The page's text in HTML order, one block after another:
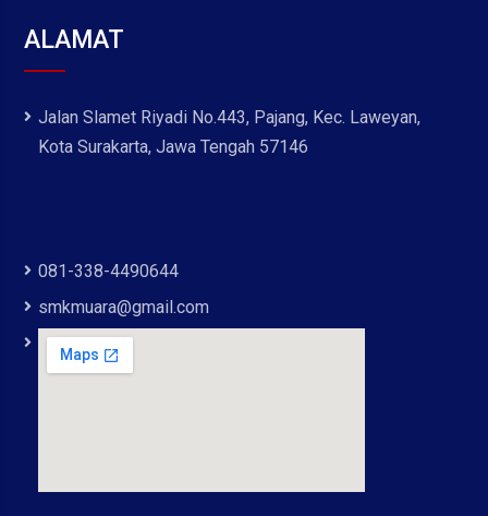
ALAMAT
Jalan Slamet Riyadi No.443, Pajang, Kec. Laweyan,
Kota Surakarta, Jawa Tengah 57146
081-338-4490644
smkmuara@gmail.com